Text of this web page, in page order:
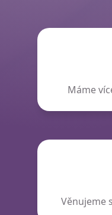
Máme
Věnujeme